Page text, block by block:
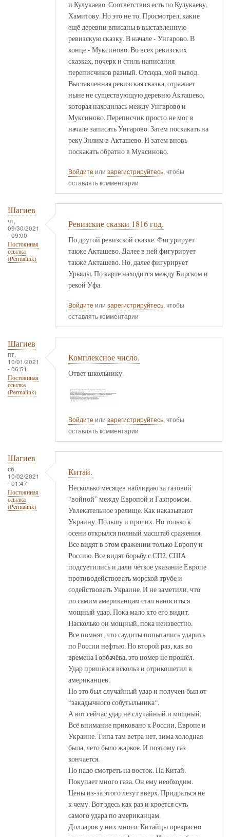
и Кулукаево. Соответствия есть по Кулукаеву,
Хамитову. Но это не то. Просмотрел, какие
ещё деревни вписаны в выставленную
ревизскую сказку. В начале - Унгарово. В
конце - Муксиново. Во всех ревизских
сказках, почерк и стиль написания
переписчиков разный. Отсюда, мой вывод.
Выставленная ревизская сказка, отражает
ныне не существующую деревню Акташево,
которая находилась между Унгврово и
Муксиново. Переписчик просто не мог в
начале записать Унгарово. Затем поскакать на
реку Зилим в Акташево. И затем вновь
поскакать обратно в Муксиново.
Войдите или зарегистрируйтесь, чтобы
оставлять комментарии
Шагиев
чт,
09/30/2021
- 09:00
Постоянная
ссылка
(Permalink)
Ревизские сказки 1816 год.
По другой ревизской сказке. Фигурирует
также Акташево. Далее в ней фигурирует
также Акташево. Но, далее фигурирует
Урьяды. По карте находится между Бирском и
рекой Уфа.
Войдите или зарегистрируйтесь, чтобы
оставлять комментарии
Шагиев
пт,
10/01/2021
- 06:51
Постоянная
ссылка
(Permalink)
Комплексное число.
Ответ школьнику.
Войдите или зарегистрируйтесь, чтобы
оставлять комментарии
Шагиев
сб,
10/02/2021
- 01:47
Постоянная
ссылка
(Permalink)
Китай.
Несколько месяцев наблюдаю за газовой
“войной” между Европой и Газпромом.
Увлекательное зрелище. Как наказывают
Украину, Польшу и прочих. Но только к
осени открылся полный масштаб сражения.
Все видят в этом сражении только Европу и
Россию. Все видят борьбу с СП2. США
подсуетились и дали чёткое указание Европе
противодействовать морской трубе и
содействовать Украине. И не заметили, что
по самим американцам стал наноситься
мощный удар. Пока мало кто его видит.
Насколько он мощный, пока неизвестно.
Все помнят, что саудиты попытались ударить
по России нефтью. Но второй раз, как во
времена Горбачёва, это номер не прошёл.
Удар пришёлся вскольз и отрикошетил в
американцев.
Но это был случайный удар и получен был от
“закадычного собутыльника“.
А вот сейчас удар не случайный и мощный.
Всё внимание приковано к России, Европе и
Украине. Типа там ветра нет, зима холодная
была, лето было жаркое. И поэтому газ
кончается.
Но надо смотреть на восток. На Китай.
Покупает много газа. Он ему необходим.
Цены из-за этого лезут вверх. Придраться не
к чему. Вот здесь как раз и кроется суть
самого удара по американцам.
Долларов у них много. Китайцы прекрасно